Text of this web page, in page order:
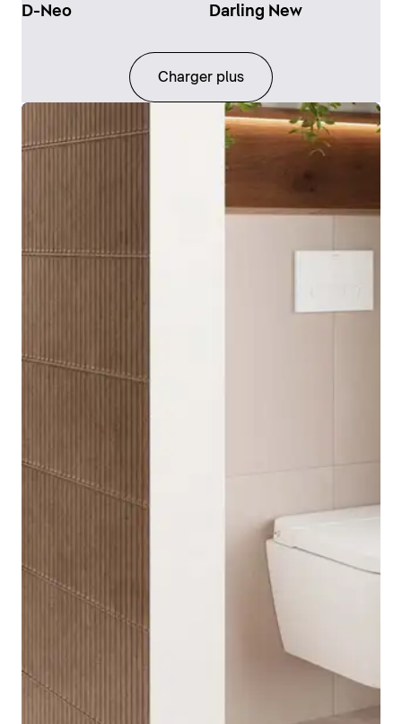
D-Neo Darling New
Charger plus